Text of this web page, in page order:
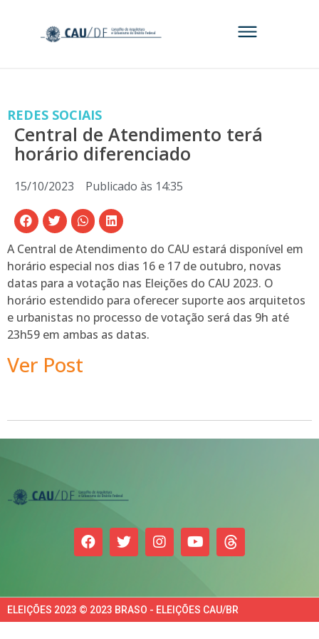
REDES SOCIAIS
Central de Atendimento terá
horário diferenciado
15/10/2023 Publicado às 14:35
A Central de Atendimento do CAU estará disponível em
horário especial nos dias 16 e 17 de outubro, novas
datas para a votação nas Eleições do CAU 2023. O
horário estendido para oferecer suporte aos arquitetos
e urbanistas no processo de votação será das 9h até
23h59 em ambas as datas.
Ver Post
ELEIÇÕES 2023 © 2023 BRASO - ELEIÇÕES CAU/BR